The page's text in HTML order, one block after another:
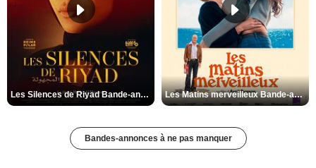
Les Silences de Riyad Bande-annonce VO STFR Les Matins merveilleux Bande-annonce VF
Bandes-annonces à ne pas manquer